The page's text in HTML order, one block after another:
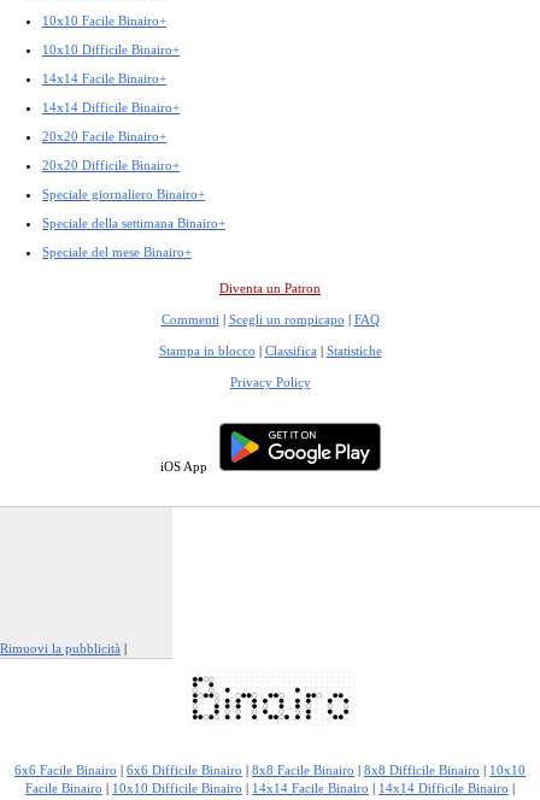
10x10 Facile Binairo+
10x10 Difficile Binairo+
14x14 Facile Binairo+
14x14 Difficile Binairo+
20x20 Facile Binairo+
20x20 Difficile Binairo+
Speciale giornaliero Binairo+
Speciale della settimana Binairo+
Speciale del mese Binairo+
Diventa un Patron
Commenti | Scegli un rompicapo | FAQ
Stampa in blocco | Classifica | Statistiche
Privacy Policy
iOS App
Rimuovi la pubblicità |
6x6 Facile Binairo | 6x6 Difficile Binairo | 8x8 Facile Binairo | 8x8 Difficile Binairo | 10x10
Facile Binairo | 10x10 Difficile Binairo | 14x14 Facile Binairo | 14x14 Difficile Binairo |